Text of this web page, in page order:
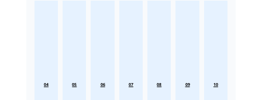
04 05 06 07 08 09 10